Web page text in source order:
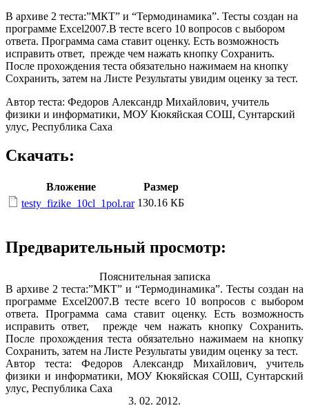
В архиве 2 теста:”МКТ” и “Термодинамика”. Тесты создан на
программе Excel2007.В тесте всего 10 вопросов с выбором
ответа. Программа сама ставит оценку. Есть возможность
исправить ответ, прежде чем нажать кнопку Сохранить.
После прохождения теста обязательно нажимаем на кнопку
Сохранить, затем на Листе Результаты увидим оценку за тест.
Автор теста: Федоров Александр Михайлович, учитель
физики и информатики, МОУ Кюкяйская СОШ, Сунтарский
улус, Республика Саха
Скачать:
Вложение
Размер
testy_fizike_10cl_1pol.rar 130.16 КБ
Предварительный просмотр:
Пояснительная записка
В архиве 2 теста:”МКТ” и “Термодинамика”. Тесты создан на
программе Excel2007.В тесте всего 10 вопросов с выбором
ответа. Программа сама ставит оценку. Есть возможность
исправить ответ, прежде чем нажать кнопку Сохранить.
После прохождения теста обязательно нажимаем на кнопку
Сохранить, затем на Листе Результаты увидим оценку за тест.
Автор теста: Федоров Александр Михайлович, учитель
физики и информатики, МОУ Кюкяйская СОШ, Сунтарский
улус, Республика Саха
3. 02. 2012.